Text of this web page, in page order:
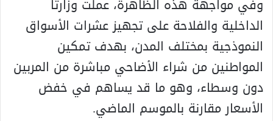
وفي مواجهة هذه الظاهرة، عملت وزارتا
الداخلية والفلاحة على تجهيز عشرات الأسواق
النموذجية بمختلف المدن، بهدف تمكين
المواطنين من شراء الأضاحي مباشرة من المربين
دون وسطاء، وهو ما قد يساهم في خفض
الأسعار مقارنة بالموسم الماضي.